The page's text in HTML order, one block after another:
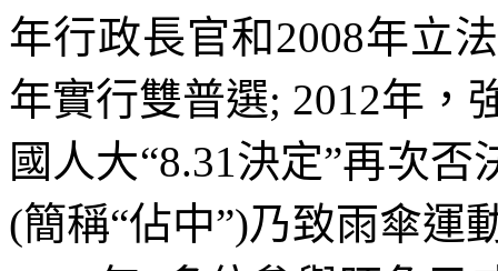
年行政長官和2008年立
年實行雙普選; 2012年，
國人大“8.31決定”再次否
(簡稱“佔中”)乃致雨傘運